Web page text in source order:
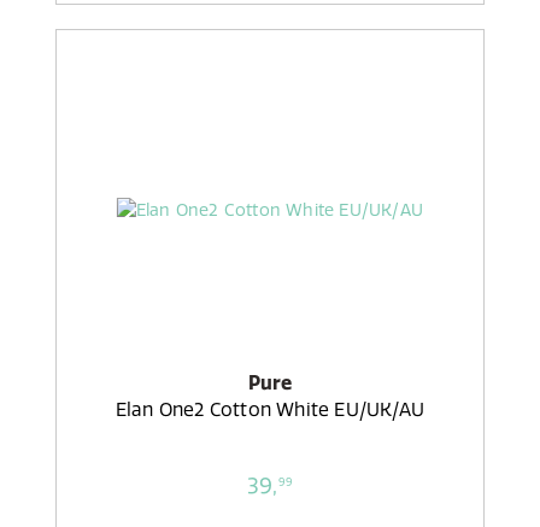
Pure
Elan One2 Cotton White EU/UK/AU
39,99